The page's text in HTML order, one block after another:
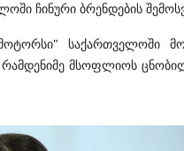
ჩინური ბრენდების
საქართველოში
მსოფლიოს